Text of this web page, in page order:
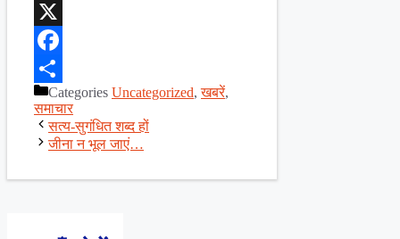
WhatsApp
X
Facebook
ShareCategories Uncategorized,खबरें,
समाचार
सत्य-सुगंधित शब्द हों
जीना न भूल जाएं…